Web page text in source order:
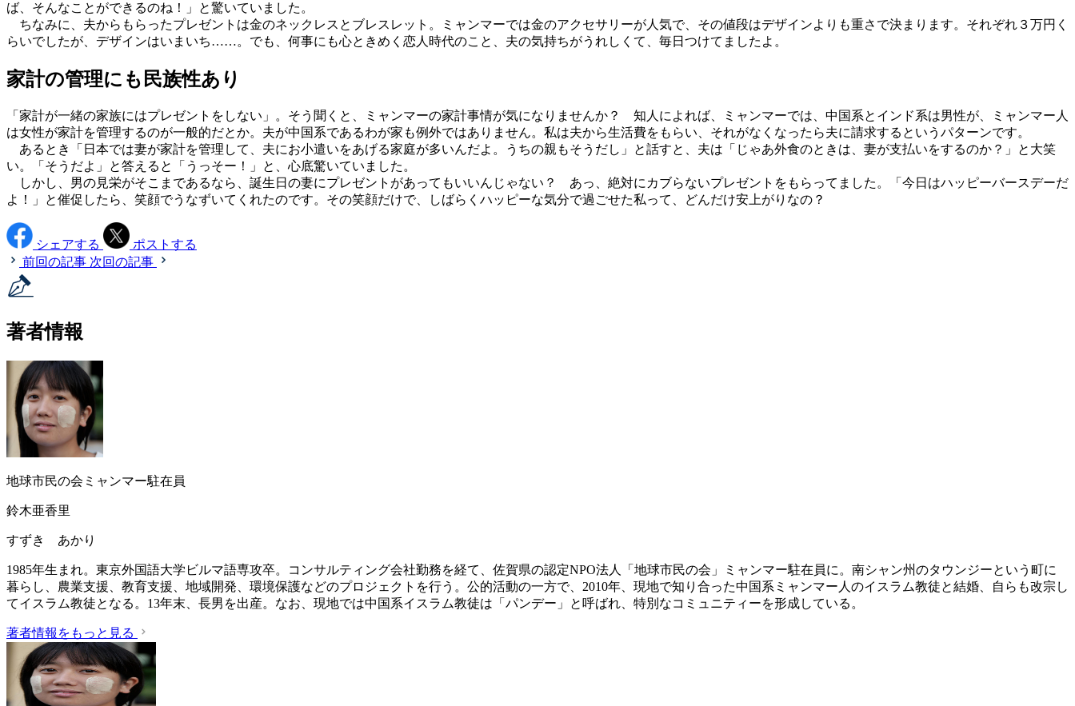
ば、そんなことができるのね！」と驚いていました。
ちなみに、夫からもらったプレゼントは金のネックレスとブレスレット。ミャンマーでは金のアクセサリーが人気で、その値段はデザインよりも重さで決まります。それぞれ３万円く
らいでしたが、デザインはいまいち……。でも、何事にも心ときめく恋人時代のこと、夫の気持ちがうれしくて、毎日つけてましたよ。
家計の管理にも民族性あり
「家計が一緒の家族にはプレゼントをしない」。そう聞くと、ミャンマーの家計事情が気になりませんか？ 知人によれば、ミャンマーでは、中国系とインド系は男性が、ミャンマー人
は女性が家計を管理するのが一般的だとか。夫が中国系であるわが家も例外ではありません。私は夫から生活費をもらい、それがなくなったら夫に請求するというパターンです。
あるとき「日本では妻が家計を管理して、夫にお小遣いをあげる家庭が多いんだよ。うちの親もそうだし」と話すと、夫は「じゃあ外食のときは、妻が支払いをするのか？」と大笑
い。「そうだよ」と答えると「うっそー！」と、心底驚いていました。
しかし、男の見栄がそこまであるなら、誕生日の妻にプレゼントがあってもいいんじゃない？ あっ、絶対にカブらないプレゼントをもらってました。「今日はハッピーバースデーだ
よ！」と催促したら、笑顔でうなずいてくれたのです。その笑顔だけで、しばらくハッピーな気分で過ごせた私って、どんだけ安上がりなの？
シェアする
ポストする
前回の記事 次回の記事
著者情報
地球市民の会ミャンマー駐在員
鈴木亜香里
すずき あかり
1985年生まれ。東京外国語大学ビルマ語専攻卒。コンサルティング会社勤務を経て、佐賀県の認定NPO法人「地球市民の会」ミャンマー駐在員に。南シャン州のタウンジーという町に
暮らし、農業支援、教育支援、地域開発、環境保護などのプロジェクトを行う。公的活動の一方で、2010年、現地で知り合った中国系ミャンマー人のイスラム教徒と結婚、自らも改宗し
てイスラム教徒となる。13年末、長男を出産。なお、現地では中国系イスラム教徒は「パンデー」と呼ばれ、特別なコミュニティーを形成している。
著者情報をもっと見る